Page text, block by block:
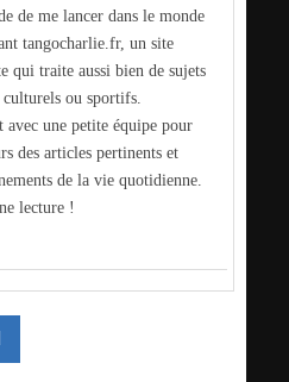
de me lancer dans le monde
tangocharlie.fr, un site
qui traite aussi bien de sujets
ou sportifs.
avec une petite équipe pour
des articles pertinents et
de la vie quotidienne.
lecture !